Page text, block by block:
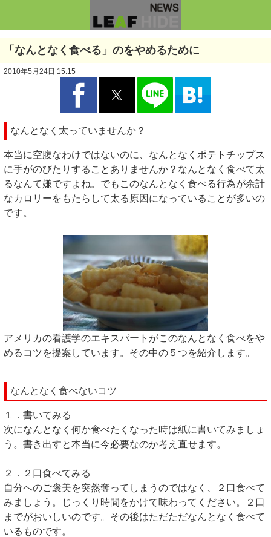
「なんとなく食べる」のをやめるために
2010年5月24日 15:15
なんとなく太っていませんか？
本当に空腹なわけではないのに、なんとなくポテトチップス
に手がのびたりすることありませんか？なんとなく食べて太
るなんて嫌ですよね。でもこのなんとなく食べる行為が余計
なカロリーをもたらして太る原因になっていることが多いの
です。
アメリカの看護学のエキスパートがこのなんとなく食べをや
めるコツを提案しています。その中の５つを紹介します。
なんとなく食べないコツ
１．書いてみる
次になんとなく何か食べたくなった時は紙に書いてみましょ
う。書き出すと本当に今必要なのか考え直せます。
２．２口食べてみる
自分へのご褒美を突然奪ってしまうのではなく、２口食べて
みましょう。じっくり時間をかけて味わってください。２口
までがおいしいのです。その後はただただなんとなく食べて
いるものです。